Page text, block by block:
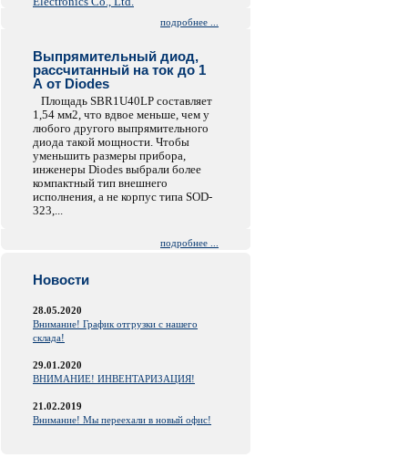
подробнее ...
Выпрямительный диод,
рассчитанный на ток до 1
А от Diodes
Площадь SBR1U40LP составляет
1,54 мм2, что вдвое меньше, чем у
любого другого выпрямительного
диода такой мощности. Чтобы
уменьшить размеры прибора,
инженеры Diodes выбрали более
компактный тип внешнего
исполнения, а не корпус типа SOD-
323,...
подробнее ...
Новости
28.05.2020
Внимание! График отгрузки с нашего
склада!
29.01.2020
ВНИМАНИЕ! ИНВЕНТАРИЗАЦИЯ!
21.02.2019
Внимание! Мы переехали в новый офис!